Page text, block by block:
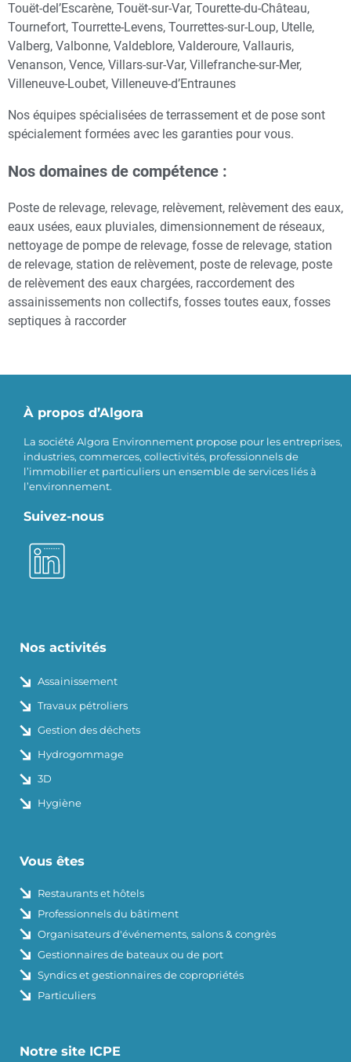
Touët-del’Escarène, Touët-sur-Var, Tourette-du-Château,
Tournefort, Tourrette-Levens, Tourrettes-sur-Loup, Utelle,
Valberg, Valbonne, Valdeblore, Valderoure, Vallauris,
Venanson, Vence, Villars-sur-Var, Villefranche-sur-Mer,
Villeneuve-Loubet, Villeneuve-d’Entraunes
Nos équipes spécialisées de terrassement et de pose sont
spécialement formées avec les garanties pour vous.
Nos domaines de compétence :
Poste de relevage, relevage, relèvement, relèvement des eaux,
eaux usées, eaux pluviales, dimensionnement de réseaux,
nettoyage de pompe de relevage, fosse de relevage, station
de relevage, station de relèvement, poste de relevage, poste
de relèvement des eaux chargées, raccordement des
assainissements non collectifs, fosses toutes eaux, fosses
septiques à raccorder
À propos d’Algora
La société Algora Environnement propose pour les entreprises,
industries, commerces, collectivités, professionnels de
l’immobilier et particuliers un ensemble de services liés à
l’environnement.
Suivez-nous
Nos activités
Assainissement
Travaux pétroliers
Gestion des déchets
Hydrogommage
3D
Hygiène
Vous êtes
Restaurants et hôtels
Professionnels du bâtiment
Organisateurs d'événements, salons & congrès
Gestionnaires de bateaux ou de port
Syndics et gestionnaires de copropriétés
Particuliers
Notre site ICPE